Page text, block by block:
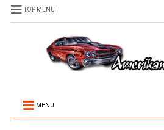
TOP MENU
MENU